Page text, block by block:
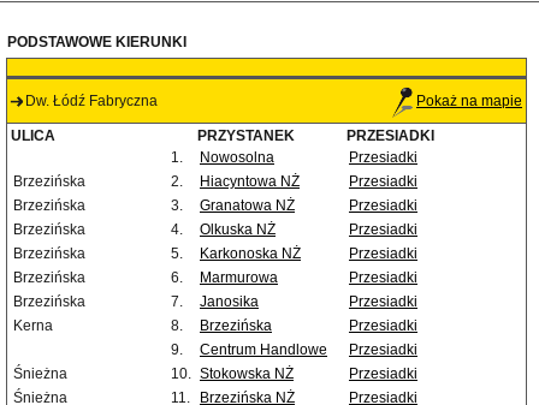
PODSTAWOWE KIERUNKI
Dw. Łódź Fabryczna Pokaż na mapie
ULICA PRZYSTANEK
PRZESIADKI
1.
Nowosolna
Przesiadki
Brzezińska
2. Hiacyntowa NŻ
Przesiadki
Brzezińska
3. Granatowa NŻ
Przesiadki
Brzezińska
4. Olkuska NŻ
Przesiadki
Brzezińska
5. Karkonoska NŻ
Przesiadki
Brzezińska
6. Marmurowa
Przesiadki
Brzezińska
7. Janosika
Przesiadki
Kerna
8. Brzezińska
Przesiadki
9.
Centrum Handlowe
Przesiadki
Śnieżna
10. Stokowska NŻ
Przesiadki
Śnieżna
11. Brzezińska NŻ Przesiadki